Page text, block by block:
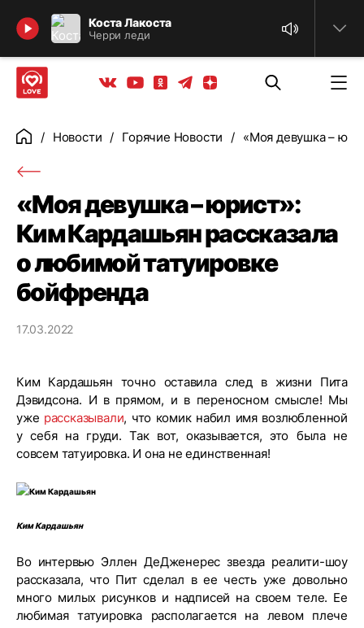
Коста Лакоста
Черри леди
Найти
Вконтакте
YoutubeОдноклассники
ТелеграмЯндекс дзен
ГлавнаяНовости Горячие Новости «Моя девушка –
«Моя девушка – юрист»:
Ким Кардашьян рассказала
о любимой татуировке
бойфренда
17.03.2022
Ким Кардашьян точно оставила след в жизни Пита
Дэвидсона. И в прямом, и в переносном смысле! Мы
уже рассказывали, что комик набил имя возлюбленной
у себя на груди. Так вот, оказывается, это была не
совсем татуировка. И она не единственная!
Ким Кардашьян
Во интервью Эллен ДеДженерес звезда реалити-шоу
рассказала, что Пит сделал в ее честь уже довольно
много милых рисунков и надписей на своем теле. Ее
любимая татуировка располагается на левом плече